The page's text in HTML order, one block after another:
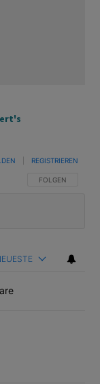
FOLGE DIESER
FOLGEN
REGISTRIEREN